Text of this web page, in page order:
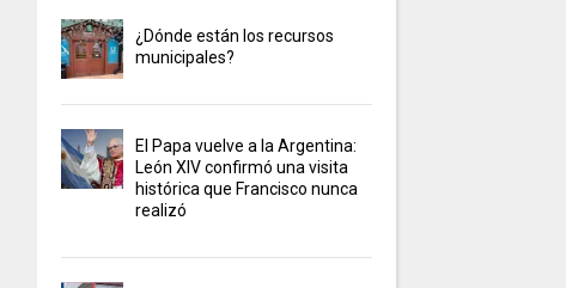
¿Dónde están los recursos
municipales?
El Papa vuelve a la Argentina:
León XIV confirmó una visita
histórica que Francisco nunca
realizó